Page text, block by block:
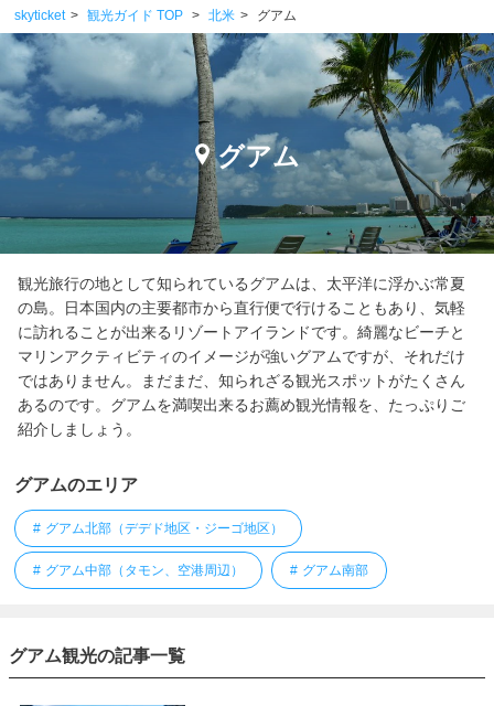
skyticket 観光ガイド TOP 北米 グアム
グアム
観光旅行の地として知られているグアムは、太平洋に浮かぶ常夏
の島。日本国内の主要都市から直行便で行けることもあり、気軽
に訪れることが出来るリゾートアイランドです。綺麗なビーチと
マリンアクティビティのイメージが強いグアムですが、それだけ
ではありません。まだまだ、知られざる観光スポットがたくさん
あるのです。グアムを満喫出来るお薦め観光情報を、たっぷりご
紹介しましょう。
グアムのエリア
グアム北部（デデド地区・ジーゴ地区）
グアム中部（タモン、空港周辺） グアム南部
グアム観光の記事一覧